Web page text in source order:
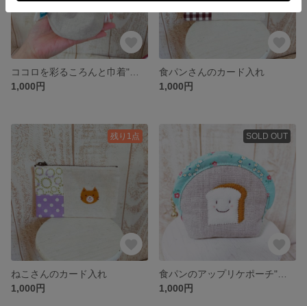
1,000円
食パンさんのカード入れ
1,000円
残り1点
ねこさんのカード入れ
1,000円
SOLD OUT
1,000円